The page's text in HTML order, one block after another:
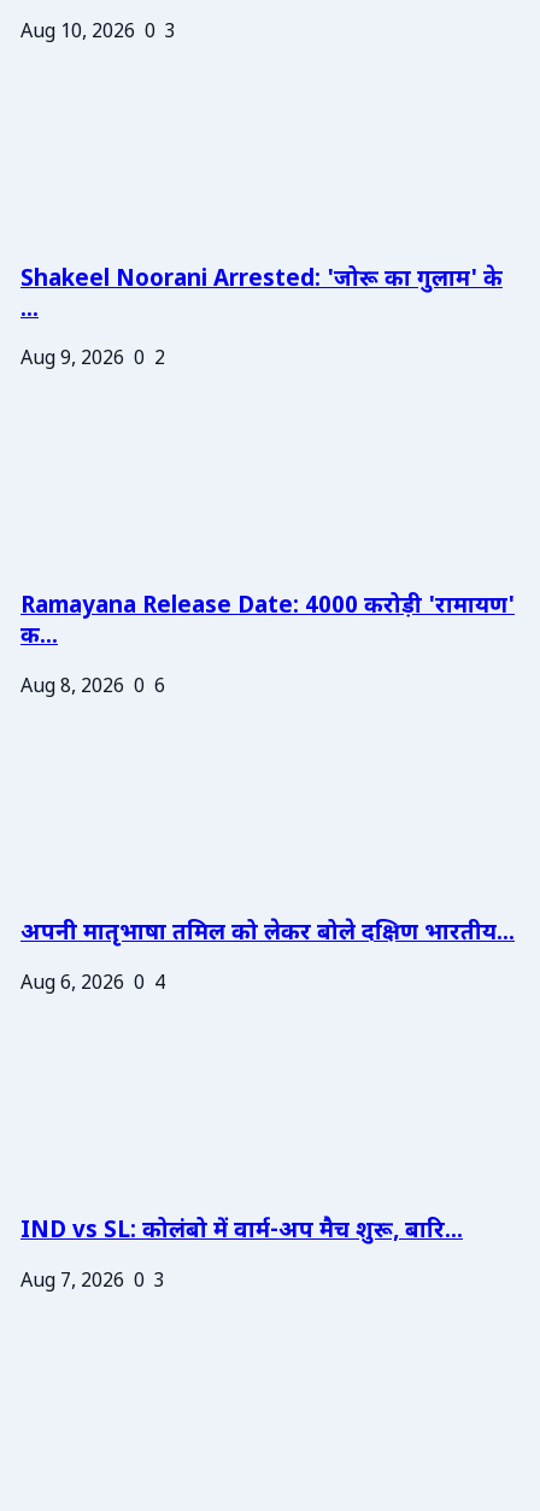
Aug 10, 2026 0 3
Shakeel Noorani Arrested: 'जोरू का गुलाम' के
...
Aug 9, 2026 0 2
Ramayana Release Date: 4000 करोड़ी 'रामायण'
क...
Aug 8, 2026 0 6
अपनी मातृभाषा तमिल को लेकर बोले दक्षिण भारतीय...
Aug 6, 2026 0 4
IND vs SL: कोलंबो में वार्म-अप मैच शुरू, बारि...
Aug 7, 2026 0 3